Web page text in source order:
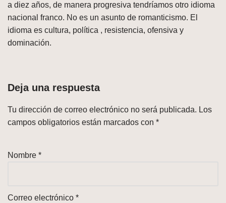
a diez años, de manera progresiva tendríamos otro idioma
nacional franco. No es un asunto de romanticismo. El
idioma es cultura, política , resistencia, ofensiva y
dominación.
Deja una respuesta
Tu dirección de correo electrónico no será publicada. Los
campos obligatorios están marcados con *
Nombre *
Correo electrónico *